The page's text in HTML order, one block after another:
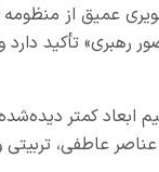
عمیق از
تأکید دارد و
ابعاد کمتر
عاطفی، تربیتی